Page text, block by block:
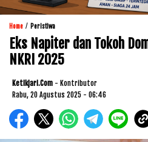
Home / Peristiwa
Eks Napiter dan Tokoh
NKRI 2025
Ketikjari.com - Kontributor
Rabu, 20 Agustus 2025 - 06:46